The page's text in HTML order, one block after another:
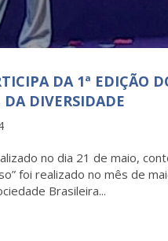
DA 1ª EDIÇÃO
DIVERSIDADE
no dia 21 de maio,
foi realizado no mês de
Brasileira...